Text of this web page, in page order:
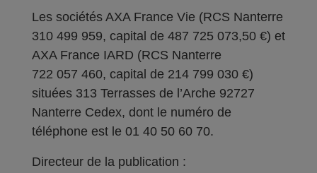
Les sociétés AXA France Vie (RCS Nanterre
310 499 959, capital de 487 725 073,50 €) et
AXA France IARD (RCS Nanterre
722 057 460, capital de 214 799 030 €)
situées 313 Terrasses de l’Arche 92727
Nanterre Cedex, dont le numéro de
téléphone est le 01 40 50 60 70.
Directeur de la publication :